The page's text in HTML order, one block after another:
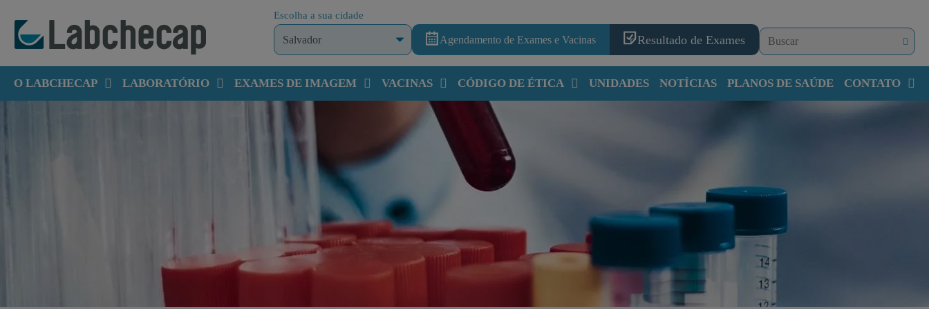
Escolha a sua cidade
Agendamento de Exames e Vacinas Resultado de Exames
O LABCHECAP LABORATÓRIO EXAMES DE IMAGEM VACINAS CÓDIGO DE ÉTICA UNIDADES NOTÍCIAS PLANOS DE SAÚDE CONTATO